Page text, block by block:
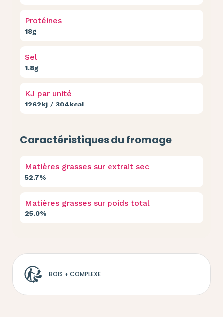
Protéines
18g
Sel
1.8g
KJ par unité
1262kj / 304kcal
Caractéristiques du fromage
Matières grasses sur extrait sec
52.7%
Matières grasses sur poids total
25.0%
BOIS + COMPLEXE